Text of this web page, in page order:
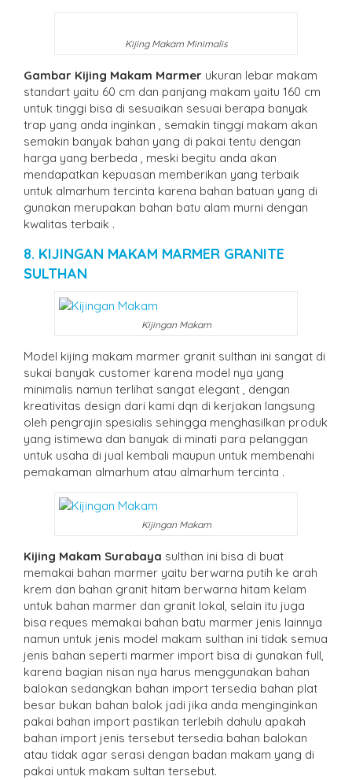
Kijing Makam Minimalis
Gambar Kijing Makam Marmer ukuran lebar makam
standart yaitu 60 cm dan panjang makam yaitu 160 cm
untuk tinggi bisa di sesuaikan sesuai berapa banyak
trap yang anda inginkan , semakin tinggi makam akan
semakin banyak bahan yang di pakai tentu dengan
harga yang berbeda , meski begitu anda akan
mendapatkan kepuasan memberikan yang terbaik
untuk almarhum tercinta karena bahan batuan yang di
gunakan merupakan bahan batu alam murni dengan
kwalitas terbaik .
8. KIJINGAN MAKAM MARMER GRANITE
SULTHAN
Kijingan Makam
Model kijing makam marmer granit sulthan ini sangat di
sukai banyak customer karena model nya yang
minimalis namun terlihat sangat elegant , dengan
kreativitas design dari kami dqn di kerjakan langsung
oleh pengrajin spesialis sehingga menghasilkan produk
yang istimewa dan banyak di minati para pelanggan
untuk usaha di jual kembali maupun untuk membenahi
pemakaman almarhum atau almarhum tercinta .
Kijingan Makam
Kijing Makam Surabaya sulthan ini bisa di buat
memakai bahan marmer yaitu berwarna putih ke arah
krem dan bahan granit hitam berwarna hitam kelam
untuk bahan marmer dan granit lokal, selain itu juga
bisa reques memakai bahan batu marmer jenis lainnya
namun untuk jenis model makam sulthan ini tidak semua
jenis bahan seperti marmer import bisa di gunakan full,
karena bagian nisan nya harus menggunakan bahan
balokan sedangkan bahan import tersedia bahan plat
besar bukan bahan balok jadi jika anda menginginkan
pakai bahan import pastikan terlebih dahulu apakah
bahan import jenis tersebut tersedia bahan balokan
atau tidak agar serasi dengan badan makam yang di
pakai untuk makam sultan tersebut.